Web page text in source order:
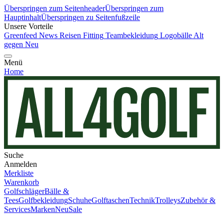
Überspringen zum SeitenheaderÜberspringen zum
HauptinhaltÜberspringen zu Seitenfußzeile
Unsere Vorteile
Greenfeed News Reisen Fitting Teambekleidung Logobälle Alt
gegen Neu
Menü
Home
Suche
Anmelden
Merkliste
Warenkorb
GolfschlägerBälle &
TeesGolfbekleidungSchuheGolftaschenTechnikTrolleysZubehör &
ServicesMarkenNeuSale